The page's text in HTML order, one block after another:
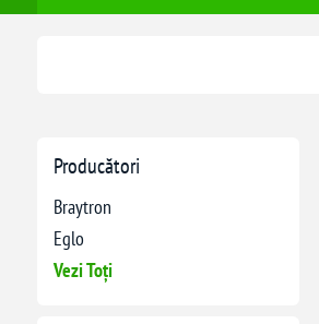
Producători
Braytron
Eglo
Vezi Toți